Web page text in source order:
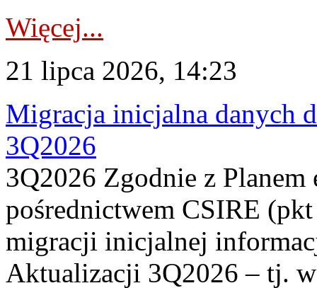
Więcej...
21 lipca 2026, 14:23
Migracja inicjalna danych
3Q2026
3Q2026 Zgodnie z
pośrednictwem CSIRE
migracji inicjalnej
Aktualizacji 3Q2026 – tj.